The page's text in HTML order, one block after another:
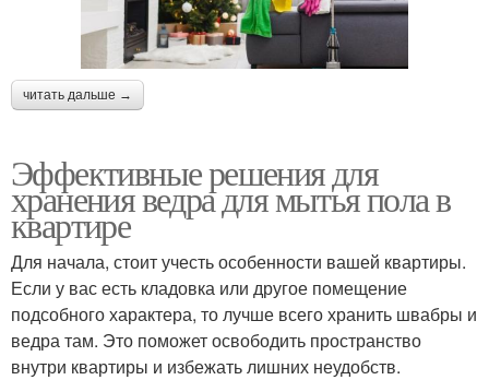
читать дальше →
Эффективные решения для
хранения ведра для мытья пола в
квартире
Для начала, стоит учесть особенности вашей квартиры.
Если у вас есть кладовка или другое помещение
подсобного характера, то лучше всего хранить швабры и
ведра там. Это поможет освободить пространство
внутри квартиры и избежать лишних неудобств.